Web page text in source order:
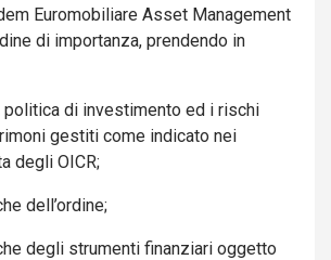
Euromobiliare Asset Management
di importanza, prendendo in
di investimento ed i rischi
gestiti come indicato nei
degli OICR;
dell’ordine;
degli strumenti finanziari oggetto